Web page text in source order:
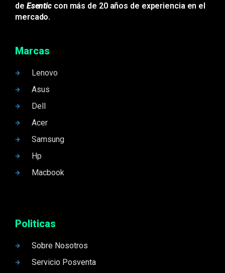
de Esentic con más de 20 años de experiencia en el
mercado.
Marcas
Lenovo
Asus
Dell
Acer
Samsung
Hp
Macbook
Politicas
Sobre Nosotros
Servicio Posventa